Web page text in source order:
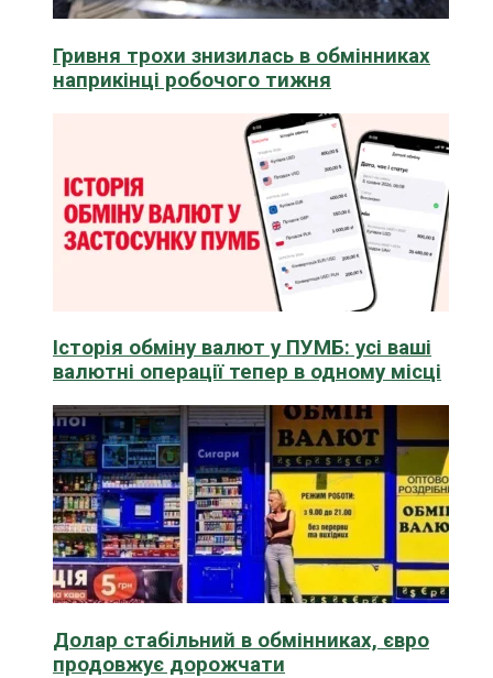
Гривня трохи знизилась в обмінниках
наприкінці робочого тижня
Історія обміну валют у ПУМБ: усі ваші
валютні операції тепер в одному місці
Долар стабільний в обмінниках, євро
продовжує дорожчати